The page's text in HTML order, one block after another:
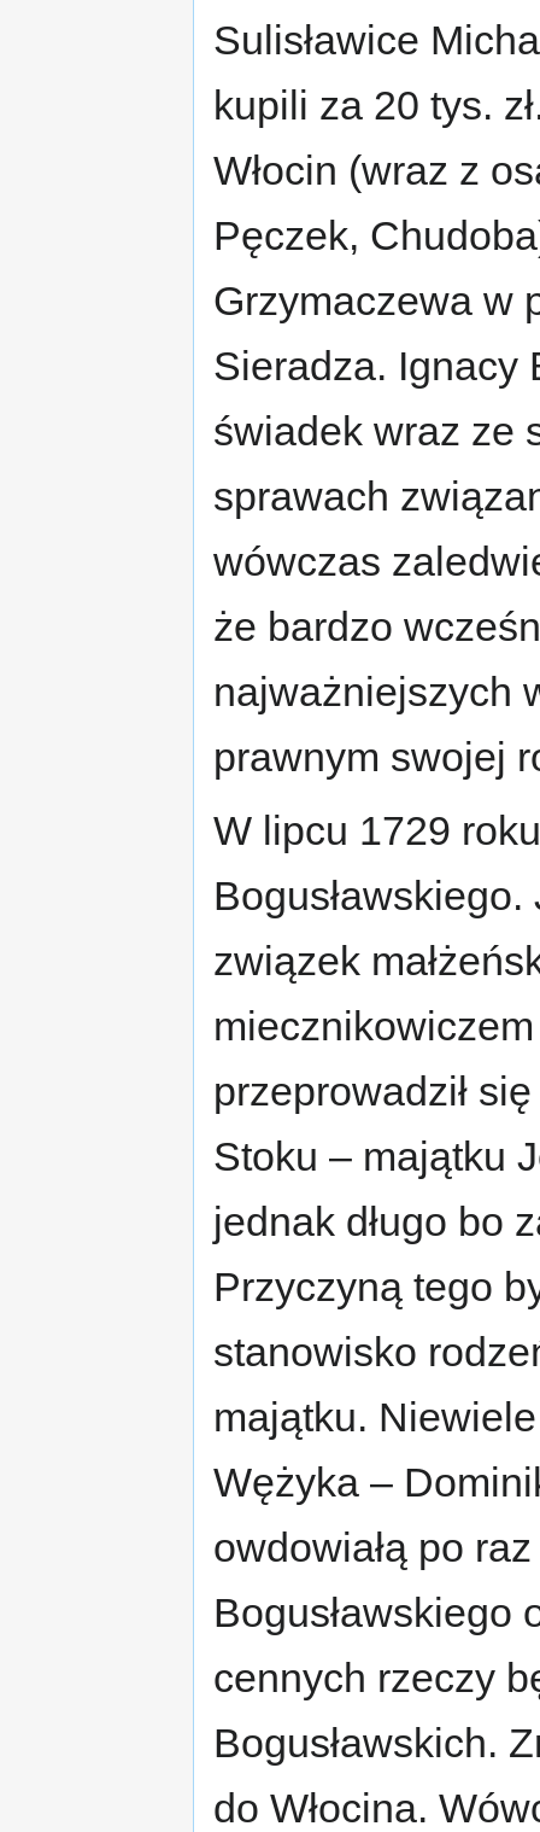
Sulisławice
kupili za 20 tys.
Włocin (wraz z
Pęczek,
Grzymaczewa w
Sieradza. Ignacy
świadek wraz ze
sprawach
wówczas
że bardzo
najważniejszych
prawnym swojej
W lipcu 1729
związek
przeprowadził
Stoku – majątku
jednak długo bo
Przyczyną tego
stanowisko
majątku.
Wężyka –
owdowiałą po
Bogusławskiego
cennych rzeczy
Bogusławskich.
do Włocina.